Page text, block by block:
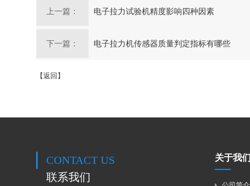
上一篇： 电子拉力试验机精度影响四种因素
下一篇： 电子拉力机传感器质量判定指标有哪些
【返回】
CONTACT US
联系我们
关于我们